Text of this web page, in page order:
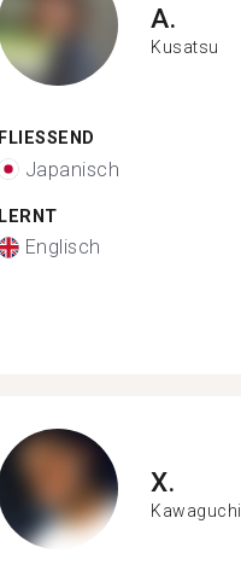
A.
Kusatsu
FLIESSEND
Japanisch
LERNT
Englisch
X.
Kawaguchi